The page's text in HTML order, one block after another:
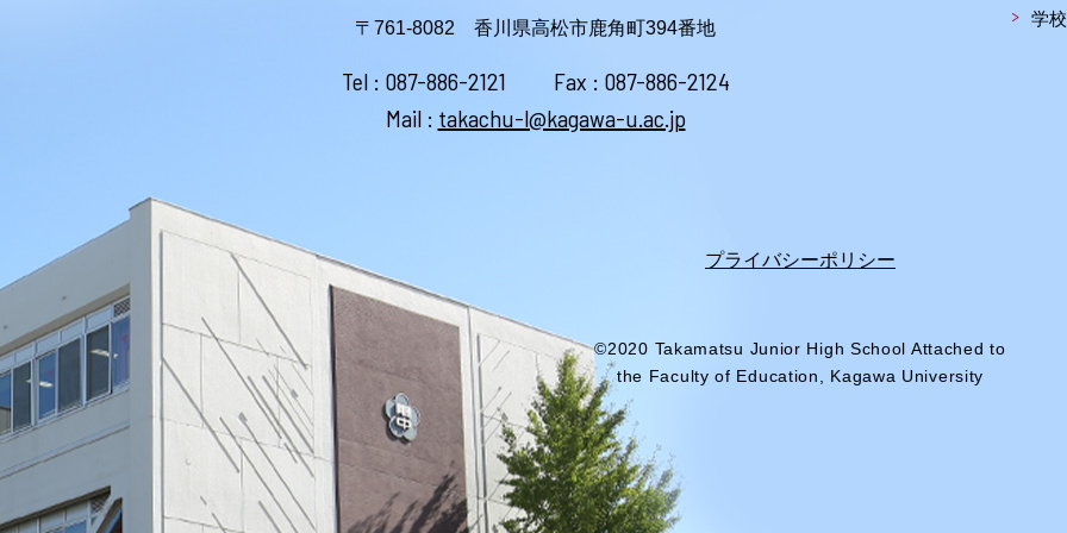
〒761-8082 香川県高松市鹿角町394番地
Tel : 087-886-2121
Fax : 087-886-2124
Mail : takachu-l@kagawa-u.ac.jp
学
プライバシーポリシー
©2020 Takamatsu Junior High School Attached to
the Faculty of Education, Kagawa University